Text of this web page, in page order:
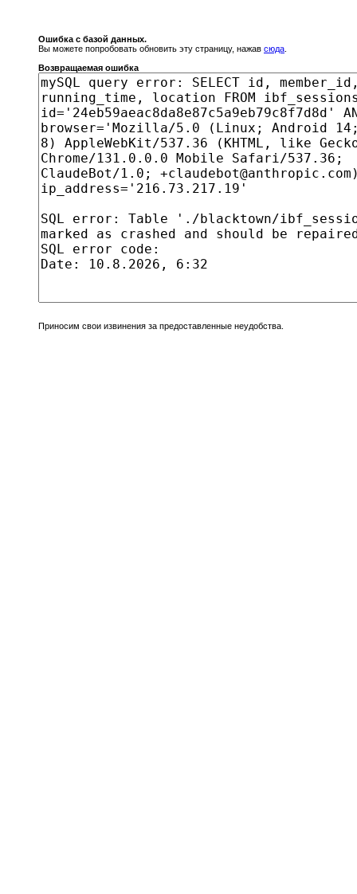
Ошибка с базой данных.
Вы можете попробовать обновить эту страницу, нажав сюда
Возвращаемая ошибка
Приносим свои извинения за предоставленные неудобства.